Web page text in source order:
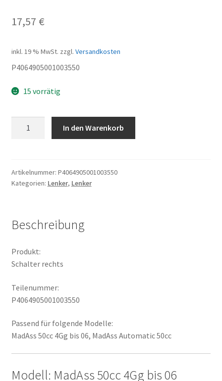
17,57 €
inkl. 19 % MwSt. zzgl. Versandkosten
P4064905001003550
15 vorrätig
In den Warenkorb
Artikelnummer: P4064905001003550
Kategorien: Lenker, Lenker
Beschreibung
Produkt:
Schalter rechts
Teilenummer:
P4064905001003550
Passend für folgende Modelle:
MadAss 50cc 4Gg bis 06, MadAss Automatic 50cc
Modell: MadAss 50cc 4Gg bis 06